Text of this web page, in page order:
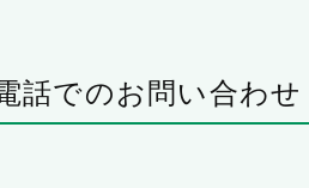
話でのお問い合わせ